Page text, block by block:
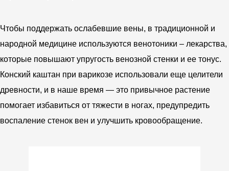
Чтобы поддержать ослабевшие вены, в традиционной и
народной медицине используются венотоники – лекарства,
которые повышают упругость венозной стенки и ее тонус.
Конский каштан при варикозе использовали еще целители
древности, и в наше время — это привычное растение
помогает избавиться от тяжести в ногах, предупредить
воспаление стенок вен и улучшить кровообращение.